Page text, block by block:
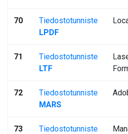
70
Tiedostotunniste
LPDF
71
Tiedostotunniste
LTF
72
Tiedostotunniste
MARS
73
Tiedostotunniste